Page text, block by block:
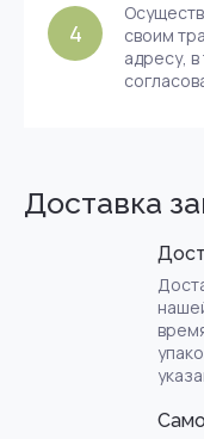
4
своим
адресу,
Доставка